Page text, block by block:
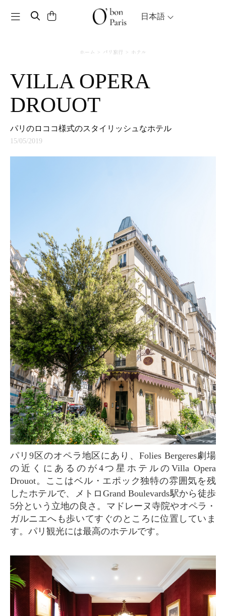
Toggle navigation 日本語
ホーム パリ旅行 ホテル
VILLA OPERA
DROUOT
パリのロココ様式のスタイリッシュなホテル
15/05/2019
パリ9区のオペラ地区にあり、Folies Bergeres劇場
の近くにあるのが4つ星ホテルのVilla Opera
Drouot。ここはベル・エポック独特の雰囲気を残
したホテルで、メトロGrand Boulevards駅から徒歩
5分という立地の良さ。マドレーヌ寺院やオペラ・
ガルニエへも歩いてすぐのところに位置していま
す。パリ観光には最高のホテルです。